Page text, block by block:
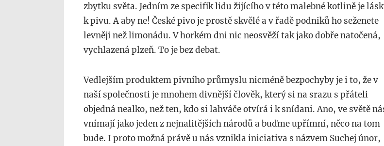
zbytku světa. Jedním ze specifik lidu žijícího v této malebné kotlině je
k pivu. A aby ne! České pivo je prostě skvělé a v řadě podniků ho seženete
levněji než limonádu. V horkém dni nic neosvěží tak jako dobře natočená,
vychlazená plzeň. To je bez debat.
Vedlejším produktem pivního průmyslu nicméně bezpochyby je i to, že v
naší společnosti je mnohem divnější člověk, který si na srazu s přáteli
objedná nealko, než ten, kdo si lahváče otvírá i k snídani. Ano, ve světě
vnímají jako jeden z nejnalitějších národů a buďme upřímní, něco na tom
bude. I proto možná právě u nás vznikla iniciativa s názvem Suchej únor,